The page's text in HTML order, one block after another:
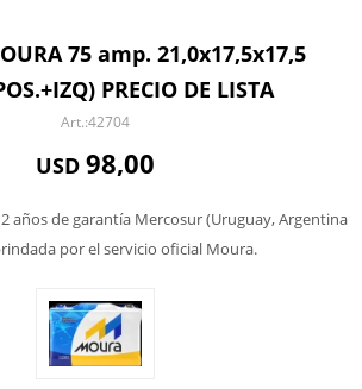
75 amp. 21,0x17,5x17,5
PRECIO DE LISTA
42704
USD 98,00
años de garantía Mercosur (Uruguay, Argentina
por el servicio oficial Moura.